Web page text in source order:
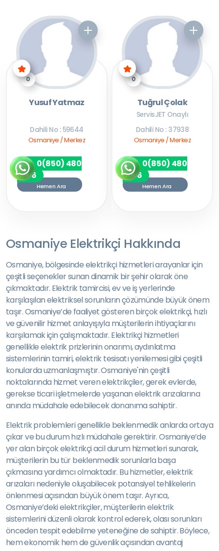
0
Yusuf Yatmaz
Dahili No : 59644
Osmaniye / Merkez
0(850) 480
7256
Hemen Ara
0
Tuğrul Çolak
ServisJET Onaylı
Dahili No : 37938
Osmaniye / Merkez
0(850) 480
7256
Hemen Ara
Osmaniye Elektrikçi Hakkında
Osmaniye, bölgesinde elektrikçi hizmetleri arayanlar için
çeşitli seçenekler sunan dinamik bir şehir olarak öne
çıkmaktadır. Elektrik tamircisi, ev ve iş yerlerinde
karşılaşılan elektriksel sorunların çözümünde büyük önem
taşır. Osmaniye’de faaliyet gösteren birçok elektrikçi, hızlı
ve güvenilir hizmet anlayışıyla müşterilerin ihtiyaçlarını
karşılamak için çalışmaktadır. Elektrikçi hizmetleri
genellikle elektrik prizlerinin onarımı, aydınlatma
sistemlerinin tamiri, elektrik tesisatı yenilemesi gibi çeşitli
konularda uzmanlaşmıştır. Osmaniye'nin çeşitli
noktalarında hizmet veren elektrikçiler, gerek evlerde,
gerekse ticari işletmelerde yaşanan elektrik arızalarına
anında müdahale edebilecek donanıma sahiptir.
Elektrik problemleri genellikle beklenmedik anlarda ortaya
çıkar ve bu durum hızlı müdahale gerektirir. Osmaniye’de
yer alan birçok elektrikçi acil durum hizmetleri sunarak,
müşterilerin bu tür beklenmedik sorunlarla başa
çıkmasına yardımcı olmaktadır. Bu hizmetler, elektrik
arızaları nedeniyle oluşabilecek potansiyel tehlikelerin
önlenmesi açısından büyük önem taşır. Ayrıca,
Osmaniye’deki elektrikçiler, müşterilerin elektrik
sistemlerini düzenli olarak kontrol ederek, olası sorunları
önceden tespit edebilme yeteneğine de sahiptir. Böylece,
hem ekonomik hem de güvenlik açısından avantaj